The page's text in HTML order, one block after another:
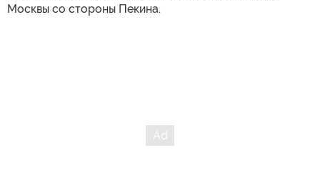
Москвы со стороны Пекина.